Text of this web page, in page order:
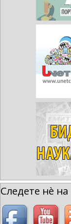
Следете нè на